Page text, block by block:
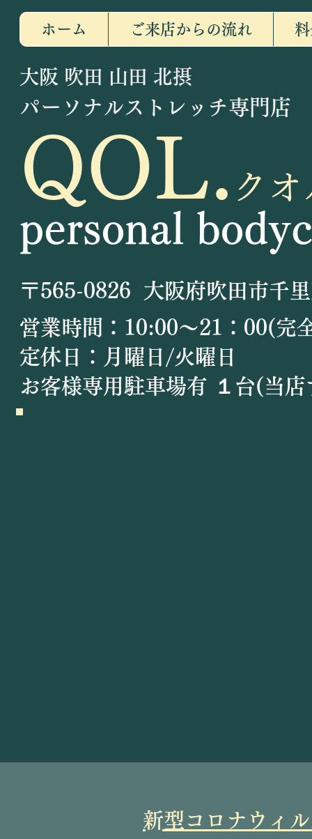
ホーム ご来店からの流れ
パーソナルストレッチ専門店
QOL. クオ
personal
​大阪 吹田 山田 北摂
〒565-0826 大阪府吹田市千
営業時間：10:00〜21：00(完
定休日：月曜日/火曜日
お客様専用駐車場有 １台(当店
新型コロナウィ